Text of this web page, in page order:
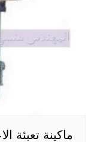
ماكينة تعبئة